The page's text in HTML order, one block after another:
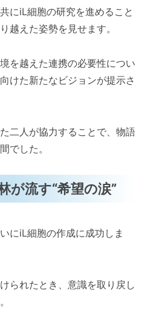
にiL細胞の研究を進めること
越えた姿勢を見せます。
を越えた連携の必要性につい
けた新たなビジョンが提示さ
二人が協力することで、物語
でした。
が流す“希望の涙”
にiL細胞の作成に成功しま
られたとき、意識を取り戻し